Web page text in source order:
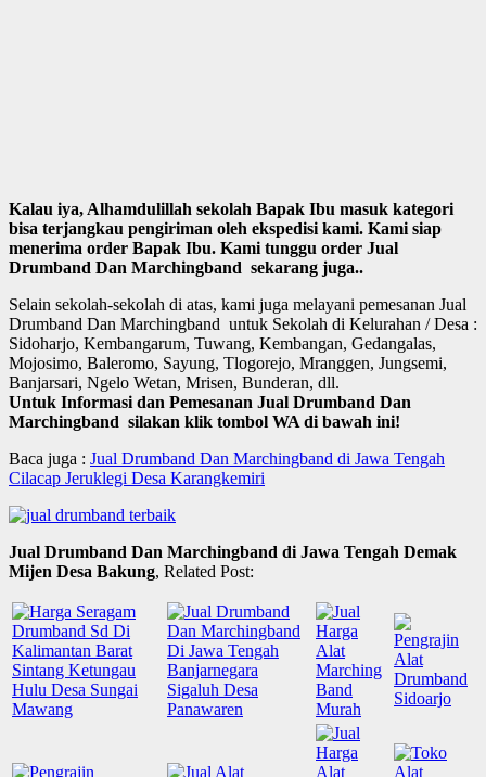
Kalau iya, Alhamdulillah sekolah Bapak Ibu masuk kategori
bisa terjangkau pengiriman oleh ekspedisi kami. Kami siap
menerima order Bapak Ibu. Kami tunggu order Jual
Drumband Dan Marchingband sekarang juga..
Selain sekolah-sekolah di atas, kami juga melayani pemesanan Jual
Drumband Dan Marchingband untuk Sekolah di Kelurahan / Desa :
Sidoharjo, Kembangarum, Tuwang, Kembangan, Gedangalas,
Mojosimo, Baleromo, Sayung, Tlogorejo, Mranggen, Jungsemi,
Banjarsari, Ngelo Wetan, Mrisen, Bunderan, dll.
Untuk Informasi dan Pemesanan Jual Drumband Dan
Marchingband silakan klik tombol WA di bawah ini!
Baca juga : Jual Drumband Dan Marchingband di Jawa Tengah
Cilacap Jeruklegi Desa Karangkemiri
Jual Drumband Dan Marchingband di Jawa Tengah Demak
Mijen Desa Bakung, Related Post: